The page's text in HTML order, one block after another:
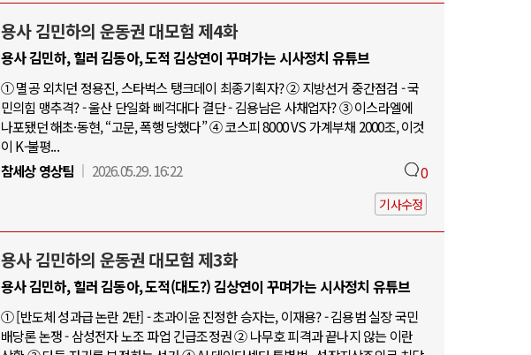
용사 김민하의 운동권 대모험 제4화
용사 김민하, 힐러 김동아, 도적 김상연이 꾸며가는 시사정치 유튜브
① 멸공 외치던 정용진, 스타벅스 탱크데이 최종기획자? ② 지방선거 중간점검 - 국
민의힘 맹추격? - 울산 단일화 삐걱대다 결단 - 김용남은 사채업자? ③ 이스라엘에
나포됐던 해초·동현, “고문, 폭행 당했다” ④ 코스피 8000 VS 가계부채 2000조, 이것
이 K-불평...
참세상 영상팀
2026.05.29. 16:22 0
기사수정
용사 김민하의 운동권 대모험 제3화
용사 김민하, 힐러 김동아, 도적(대도?) 김상연이 꾸며가는 시사정치 유튜브
① [반도체 성과급 논란 2탄] - 초과이윤 진정한 승자는, 이재용? - 김용범 실장 국민
배당론 논쟁 - 삼성전자 노조 파업 긴급조정권 ② 나무호 피격과 끝나지 않는 이란